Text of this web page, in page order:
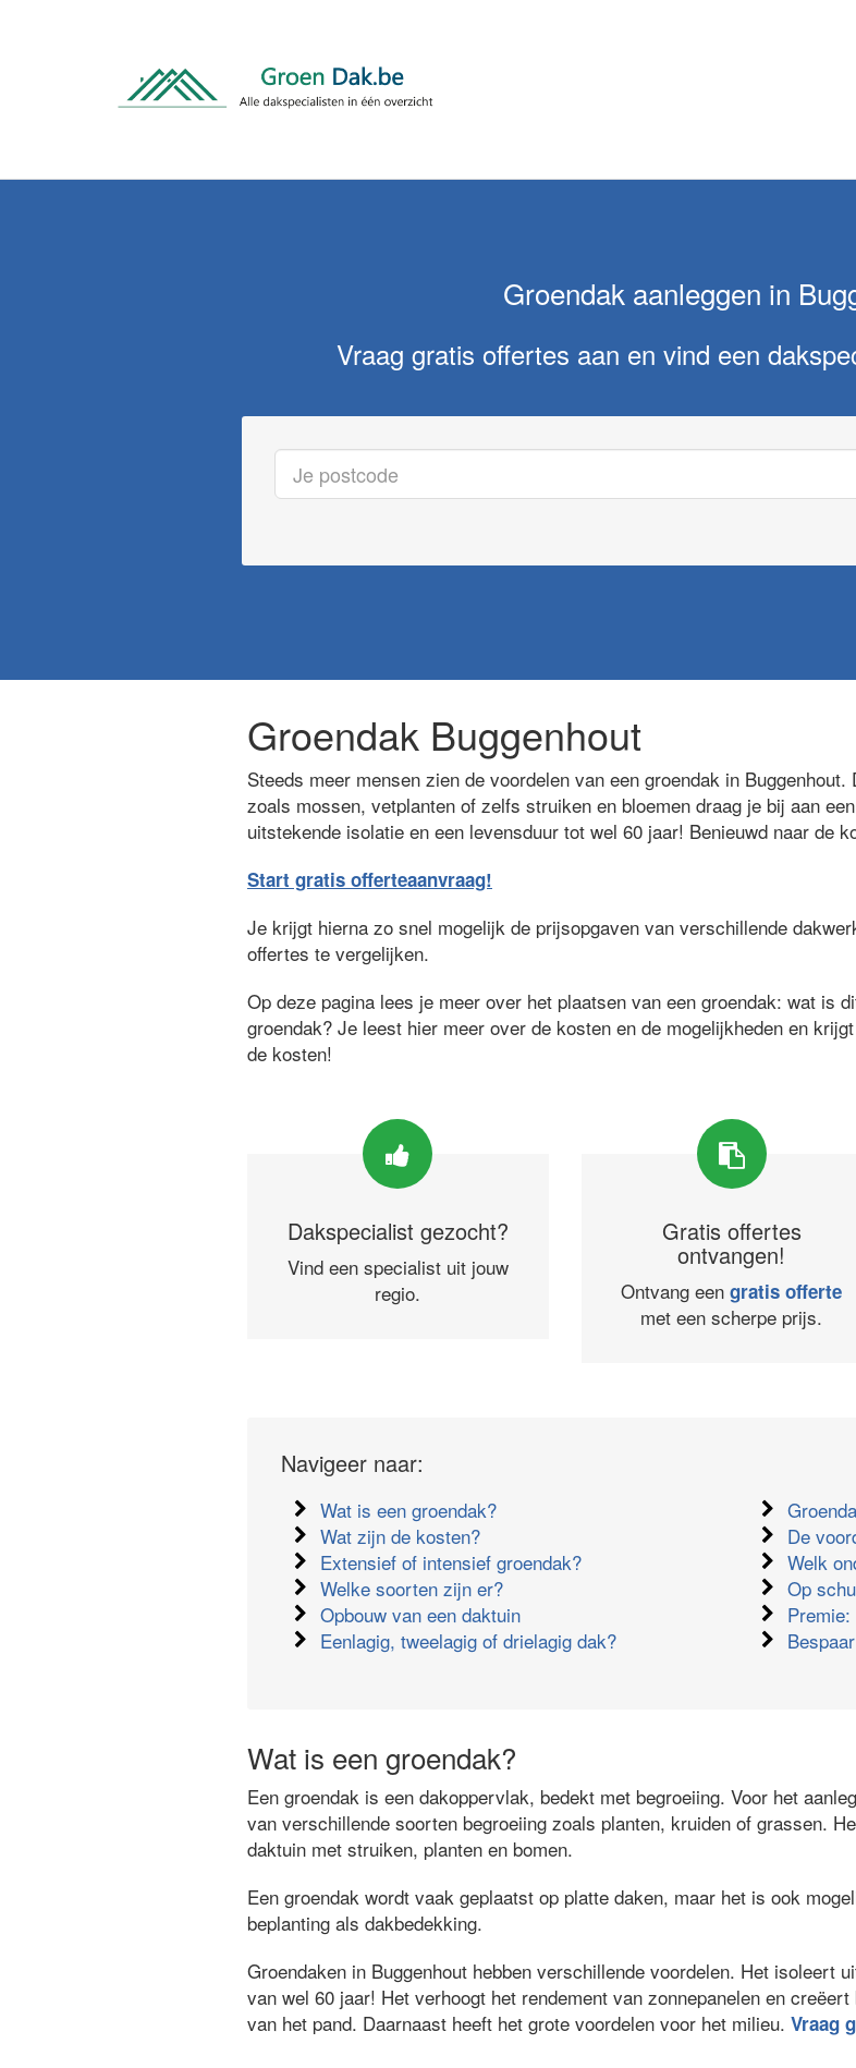
Groendak aanleggen in
Vraag gratis offertes aan en vind een
Groendak Buggenhout
Steeds meer mensen zien de voordelen van een groendak in
zoals mossen, vetplanten of zelfs struiken en bloemen draag je bij aan
uitstekende isolatie en een levensduur tot wel 60 jaar! Benieuwd naar de
Start gratis offerteaanvraag!
Je krijgt hierna zo snel mogelijk de prijsopgaven van verschillende
offertes te vergelijken.
Op deze pagina lees je meer over het plaatsen van een groendak: wat is
groendak? Je leest hier meer over de kosten en de mogelijkheden en
de kosten!
Dakspecialist gezocht?
Vind een specialist uit jouw
regio.
Gratis offertes
ontvangen!
Ontvang eengratis offerte
met een scherpe prijs.
Navigeer naar:
Wat is een groendak?
Wat zijn de kosten?
Extensief of intensief groendak?
Welke soorten zijn er?
Opbouw van een daktuin
Eenlagig, tweelagig of drielagig dak?
De
Welk
Op
Wat is een groendak?
Een groendak is een dakoppervlak, bedekt met begroeiing. Voor het
van verschillende soorten begroeiing zoals planten, kruiden of grassen.
daktuin met struiken, planten en bomen.
Een groendak wordt vaak geplaatst op platte daken, maar het is ook
beplanting als dakbedekking.
Groendaken in Buggenhout hebben verschillende voordelen. Het isoleert
van wel 60 jaar! Het verhoogt het rendement van zonnepanelen en
van het pand. Daarnaast heeft het grote voordelen voor het milieu. Vraag